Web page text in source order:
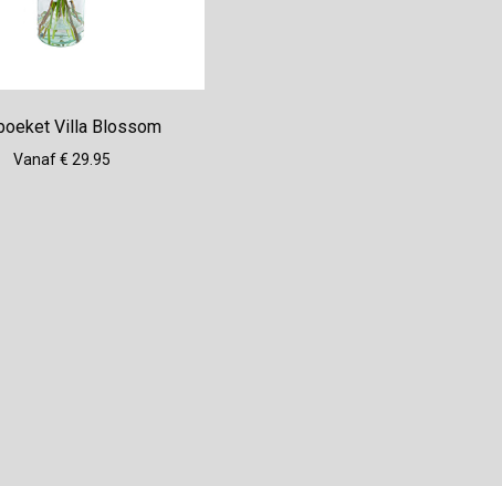
Villa Blossom
Vanaf € 29.95